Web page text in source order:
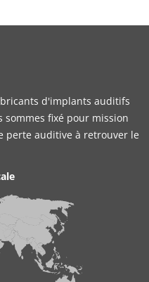
d'implants auditifs
fixé pour mission
perte auditive à retrouver le